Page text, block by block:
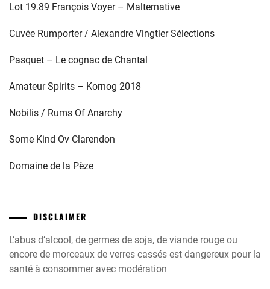
Lot 19.89 François Voyer – Malternative
Cuvée Rumporter / Alexandre Vingtier Sélections
Pasquet – Le cognac de Chantal
Amateur Spirits – Kornog 2018
Nobilis / Rums Of Anarchy
Some Kind Ov Clarendon
Domaine de la Pèze
DISCLAIMER
L’abus d’alcool, de germes de soja, de viande rouge ou
encore de morceaux de verres cassés est dangereux pour la
santé à consommer avec modération